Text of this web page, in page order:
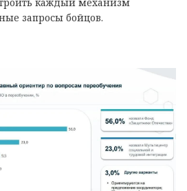
каждый механизм
запросы бойцов.